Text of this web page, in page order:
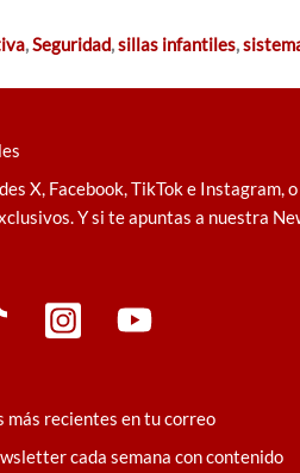
,Seguridad,sillas infantiles,
X, Facebook, TikTok e Instagram,
Y si te apuntas a nuestra
más recientes en tu correo
cada semana con contenido